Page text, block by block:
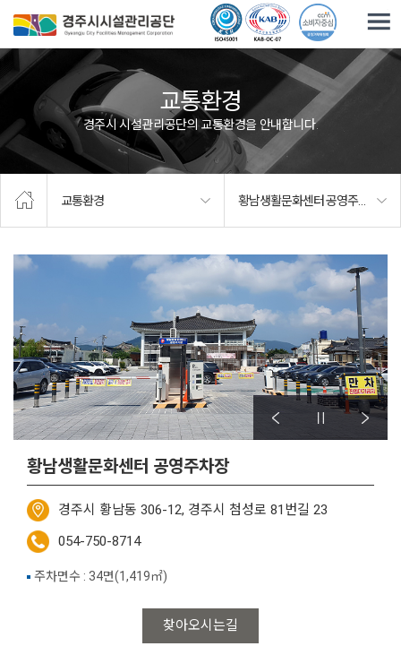
교통환경
경주시 시설관리공단의 교통환경을 안내합니다.
교통환경 황남생활문화센터 공영주차장
황남생활문화센터 공영주차장
경주시 황남동 306-12, 경주시 첨성로 81번길 23
054-750-8714
찾아오시는길
주차면수 : 34면(1,419㎡)